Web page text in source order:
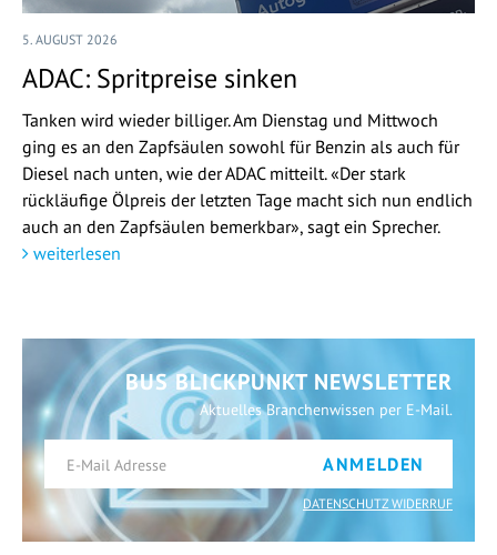
5. AUGUST 2026
ADAC: Spritpreise sinken
Tanken wird wieder billiger. Am Dienstag und Mittwoch
ging es an den Zapfsäulen sowohl für Benzin als auch für
Diesel nach unten, wie der ADAC mitteilt. «Der stark
rückläufige Ölpreis der letzten Tage macht sich nun endlich
auch an den Zapfsäulen bemerkbar», sagt ein Sprecher.
weiterlesen
BUS BLICKPUNKT NEWSLETTER
Aktuelles Branchenwissen per E-Mail.
ANMELDEN
DATENSCHUTZ WIDERRUF